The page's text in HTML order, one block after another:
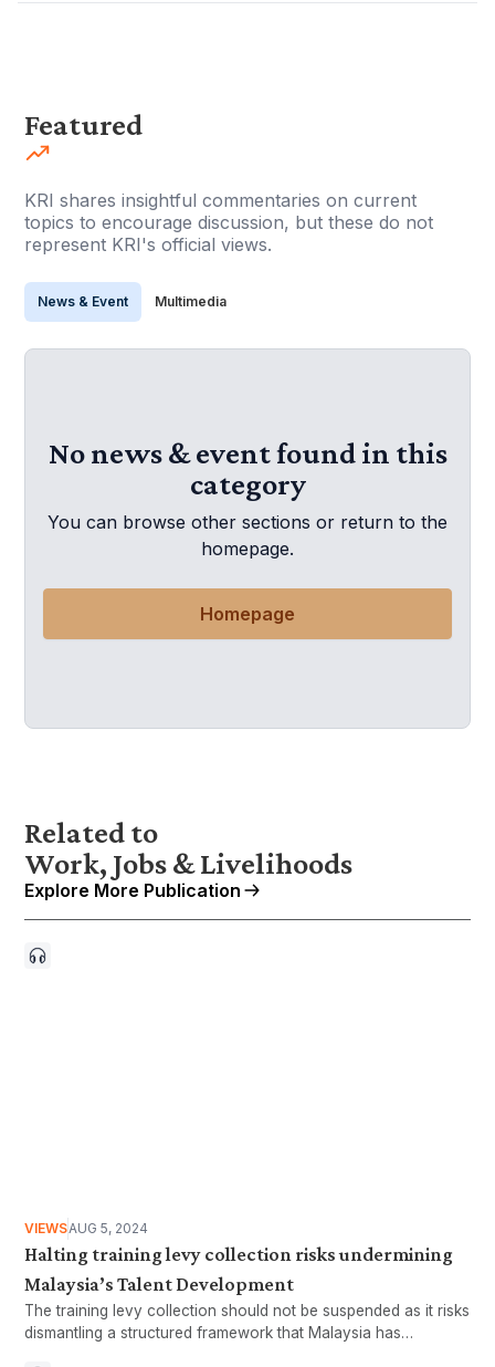
Featured
KRI shares insightful commentaries on current
topics to encourage discussion, but these do not
represent KRI's official views.
News & Event Multimedia
No news & event found in this
category
You can browse other sections or return to the
homepage.
Homepage
Related to
Work, Jobs & Livelihoods
Explore More Publication
VIEWSAUG 5, 2024
Halting training levy collection risks undermining
Malaysia’s Talent Development
The training levy collection should not be suspended as it risks
dismantling a structured framework that Malaysia has